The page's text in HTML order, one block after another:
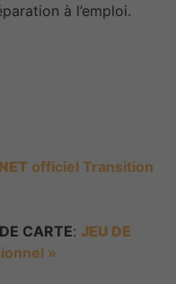
à l’emploi.
officiel Transition
CARTE:JEU DE
»